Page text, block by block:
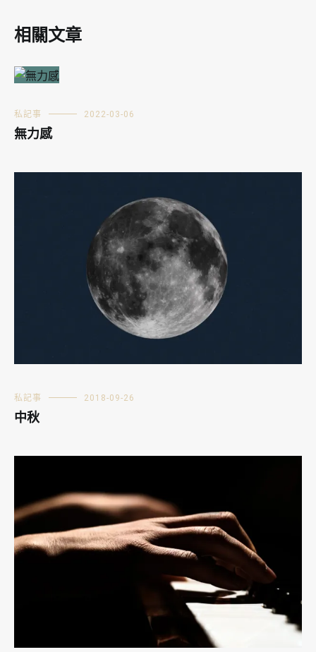
相關文章
私記事 2022-03-06
無力感
私記事 2018-09-26
中秋